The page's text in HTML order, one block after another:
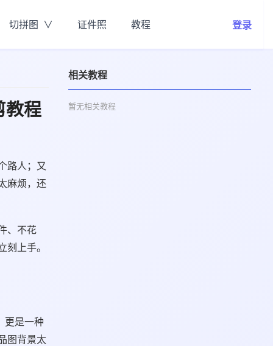
切拼图 证件照 教程 登录
教程
路人；又
麻烦，还
、不花
上手。
更是一种
图背景太
相关教程
暂无相关教程